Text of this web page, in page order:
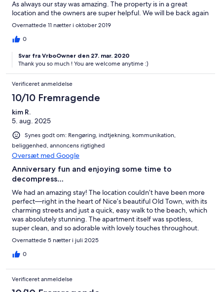
As always our stay was amazing. The property is in a great
location and the owners are super helpful. We will be back again
Overnattede 11 nætter i oktober 2019
0
Svar fra VrboOwner den 27. mar. 2020
Thank you so much ! You are welcome anytime :)
Verificeret anmeldelse
10/10 Fremragende
kim R.
5. aug. 2025
Synes godt om: Rengøring, indtjekning, kommunikation,
beliggenhed, annoncens rigtighed
Oversæt med Google
Anniversary fun and enjoying some time to
decompress…
We had an amazing stay! The location couldn’t have been more
perfect—right in the heart of Nice’s beautiful Old Town, with its
charming streets and just a quick, easy walk to the beach, which
was absolutely stunning. The apartment itself was spotless,
super clean, and so adorable with lovely touches throughout.
We loved everything about it! The hosts were wonderful, and
we would absolutely love to come back. Highly recommend for
anyone visiting Nice!
Overnattede 5 nætter i juli 2025
0
Verificeret anmeldelse